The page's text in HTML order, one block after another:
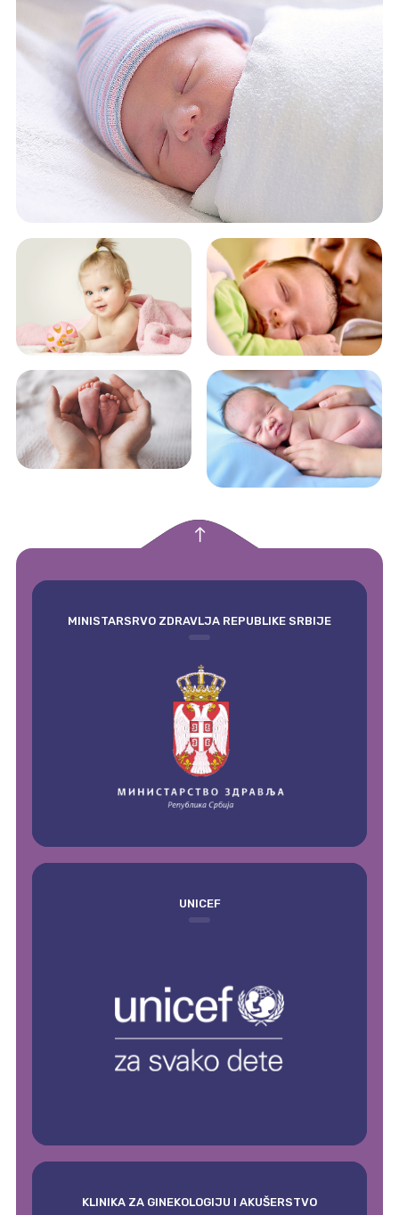
MINISTARSRVO ZDRAVLJA REPUBLIKE SRBIJE
UNICEF
KLINIKA ZA GINEKOLOGIJU I AKUŠERSTVO